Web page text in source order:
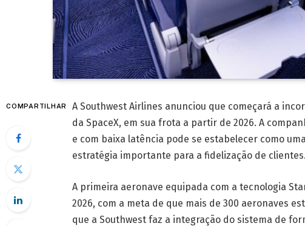
COMPARTILHAR
A Southwest Airlines anunciou que começará a
da SpaceX, em sua frota a partir de 2026. A
e com baixa latência pode se estabelecer como
estratégia importante para a fidelização de clientes.
A primeira aeronave equipada com a tecnologia
2026, com a meta de que mais de 300 aeronaves
que a Southwest faz a integração do sistema de